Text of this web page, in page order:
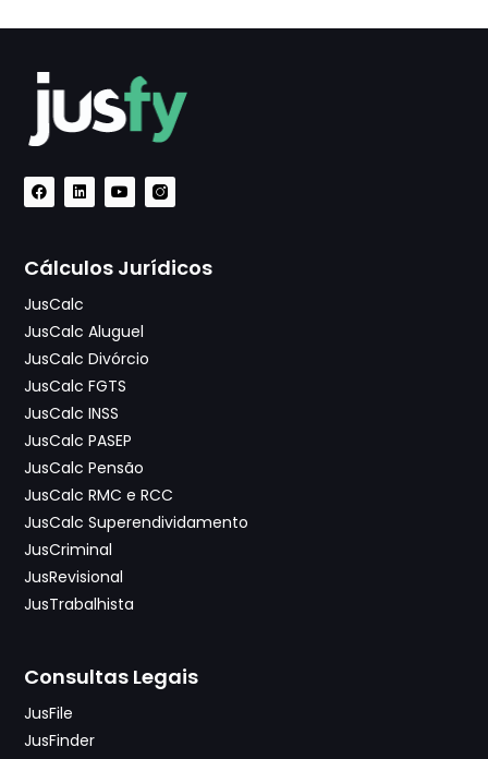
Cálculos Jurídicos
JusCalc
JusCalc Aluguel
JusCalc Divórcio
JusCalc FGTS
JusCalc INSS
JusCalc PASEP
JusCalc Pensão
JusCalc RMC e RCC
JusCalc Superendividamento
JusCriminal
JusRevisional
JusTrabalhista
Consultas Legais
JusFile
JusFinder